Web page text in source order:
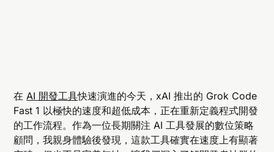
在AI 開發工具快速演進的今天，xAI 推出的 Grok Code
Fast 1 以極快的速度和超低成本，正在重新定義程式開發
的工作流程。作為一位長期關注 AI 工具發展的數位策略
顧問，我親身體驗後發現，這款工具確實在速度上有顯著